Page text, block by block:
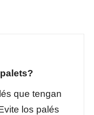
que tengan
los palés